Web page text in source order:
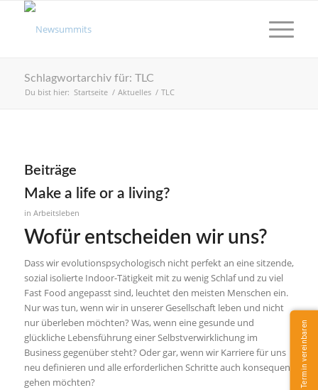
Schlagwortarchiv für: TLC
Du bist hier: Startseite / Aktuelles / TLC
Beiträge
Make a life or a living?
in Arbeitsleben
Wofür entscheiden wir uns?
Dass wir evolutionspsychologisch nicht perfekt an eine sitzende,
sozial isolierte Indoor-Tätigkeit mit zu wenig Schlaf und zu viel
Fast Food angepasst sind, leuchtet den meisten Menschen ein.
Nur was tun, wenn wir in unserer Gesellschaft leben und nicht
nur überleben möchten? Was, wenn eine gesunde und
glückliche Lebensführung einer Selbstverwirklichung im
Business gegenüber steht? Oder gar, wenn wir Karriere für uns
neu definieren und alle erforderlichen Schritte auch konsequent
gehen möchten?
Termin vereinbaren